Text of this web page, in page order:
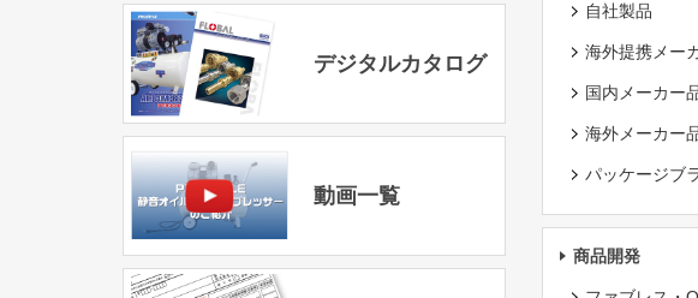
デジタルカタログ
動画一覧
自社製品
海外提携メー
国内メーカー
海外メーカー
パッケージブ
商品開発